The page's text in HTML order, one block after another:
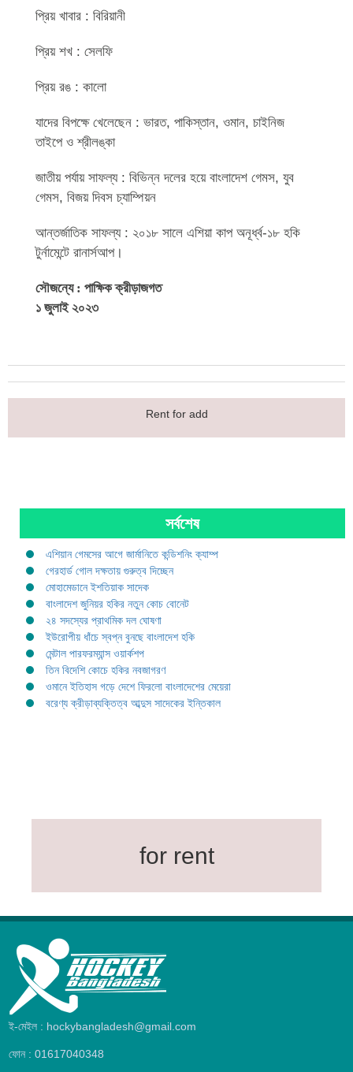
প্রিয় খাবার : বিরিয়ানী
প্রিয় শখ : সেলফি
প্রিয় রঙ : কালো
যাদের বিপক্ষে খেলেছেন : ভারত, পাকিস্তান, ওমান, চাইনিজ
তাইপে ও শ্রীলঙ্কা
জাতীয় পর্যায় সাফল্য : বিভিন্ন দলের হয়ে বাংলাদেশ গেমস, যুব
গেমস, বিজয় দিবস চ্যাম্পিয়ন
আন্তর্জাতিক সাফল্য : ২০১৮ সালে এশিয়া কাপ অনূর্ধ্ব-১৮ হকি
টুর্নামেন্টে রানার্সআপ।
সৌজন্যে : পাক্ষিক ক্রীড়াজগত
১ জুলাই ২০২৩
Rent for add
সর্বশেষ
এশিয়ান গেমসের আগে জার্মানিতে কন্ডিশনিং ক্যাম্প
গেরহার্ড গোল দক্ষতায় গুরুত্ব দিচ্ছেন
মোহামেডানে ইশতিয়াক সাদেক
বাংলাদেশ জুনিয়র হকির নতুন কোচ বোনেট
২৪ সদস্যের প্রাথমিক দল ঘোষণা
ইউরোপীয় ধাঁচে স্বপ্ন বুনছে বাংলাদেশ হকি
মেন্টাল পারফরম্যান্স ওয়ার্কশপ
তিন বিদেশি কোচে হকির নবজাগরণ
ওমানে ইতিহাস গড়ে দেশে ফিরলো বাংলাদেশের মেয়েরা
বরেণ্য ক্রীড়াব্যক্তিত্ব আব্দুস সাদেকের ইন্তিকাল
for rent
ই-মেইল : hockybangladesh@gmail.com
ফোন : 01617040348